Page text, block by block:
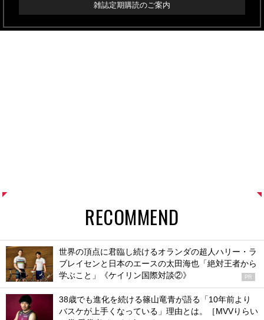
雑誌定期購読のご案内
RECOMMEND
世界の頂点に君臨し続けるオランダの超人ハリー・ラ
ブレイセンと日本のエースの太田海也「絶対王者から
学ぶこと」《ケイリン国際対談②》
PR
38歳でも進化を続ける篠山竜青が語る「10年前より
バスケが上手くなっている」理由とは。［MVVりらい